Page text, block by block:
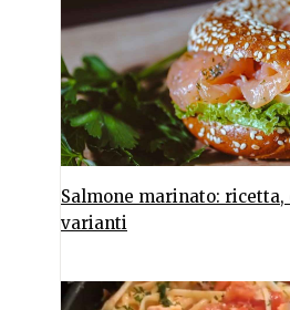
Salmone marinato: ricetta,
varianti